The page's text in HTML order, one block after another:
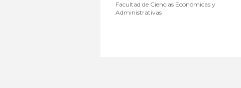
Facultad de Ciencias Económicas y
Administrativas